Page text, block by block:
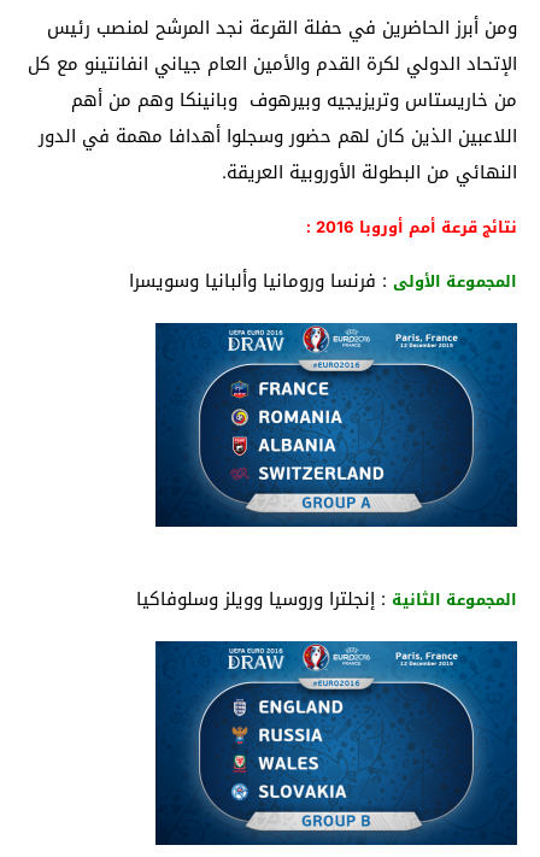
ومن أبرز الحاضرين في حفلة القرعة نجد المرشح لمنصب رئيس
الإتحاد الدولي لكرة القدم والأمين العام جياني انفانتينو مع كل
من خاريستاس وتريزيجيه وبيرهوف وبانينكا وهم من أهم
اللاعبين الذين كان لهم حضور وسجلوا أهدافا مهمة في الدور
النهائي من البطولة الأوروبية العريقة.
نتائج قرعة أمم أوروبا 2016 :
المجموعة الأولى: فرنسا ورومانيا وألبانيا وسويسرا
المجموعة الثانية : إنجلترا وروسيا وويلز وسلوفاكيا